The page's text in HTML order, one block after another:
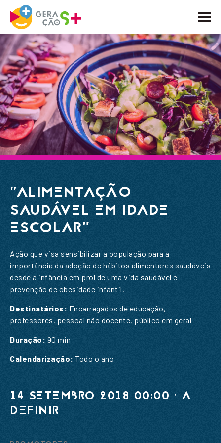
O PROJETO
ATIVIDADES
NOTÍCIAS
BLOG
EMBAIXADORES
PARCEIROS
CONTACTOS
"ALIMENTAÇÃO
SAUDÁVEL EM IDADE
ESCOLAR"
Ação que visa sensibilizar a população para a
importância da adoção de hábitos alimentares saudáveis
desde a infância em prol de uma vida saudável e
prevenção de obesidade infantil.
Destinatários: Encarregados de educação,
professores, pessoal não docente, público em geral
Duração: 90 min
Calendarização: Todo o ano
14 SETEMBRO 2018 00:00 · A
DEFINIR
PEDIDO DE INFORMAÇÃO
Email *
SUBSCREVER A NOSSA
NEWSLETTER